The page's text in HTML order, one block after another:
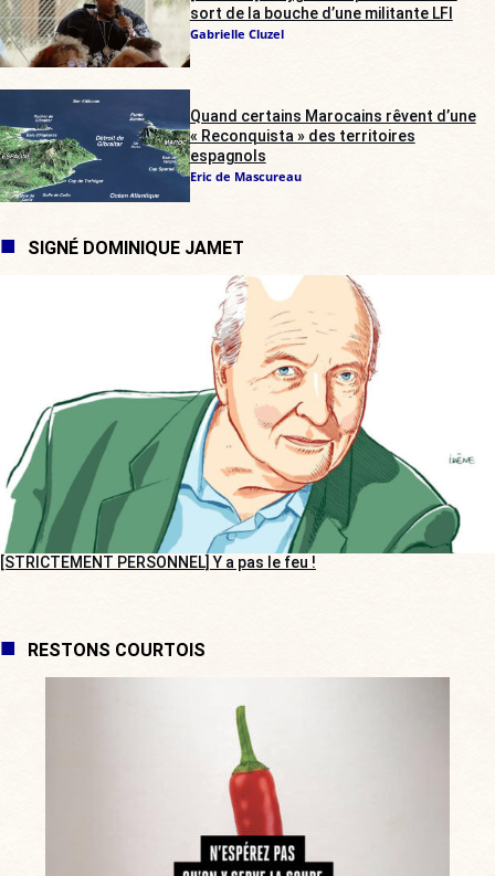
sort de la bouche d’une militante LFI
Gabrielle Cluzel
Quand certains Marocains rêvent d’une
« Reconquista » des territoires
espagnols
Eric de Mascureau
SIGNÉ DOMINIQUE JAMET
[STRICTEMENT PERSONNEL] Y a pas le feu !
RESTONS COURTOIS